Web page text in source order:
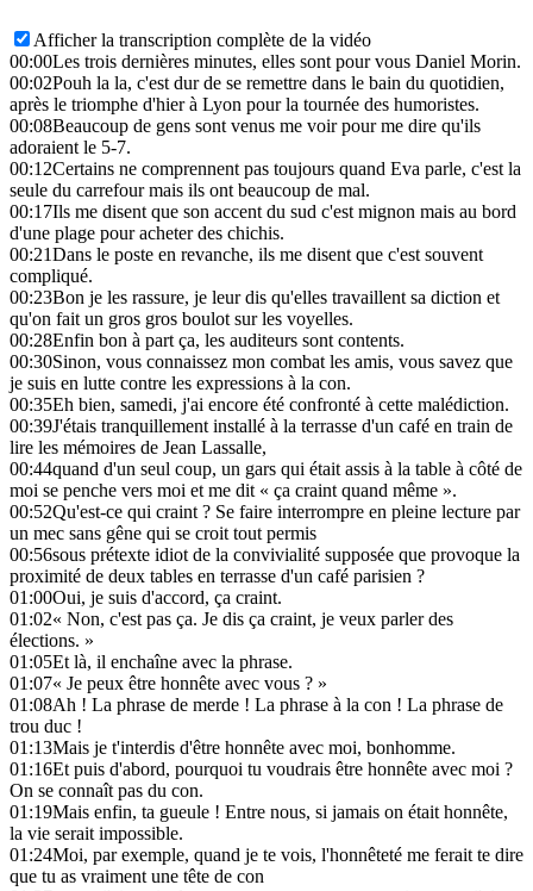
Afficher la transcription complète de la vidéo
00:00Les trois dernières minutes, elles sont pour vous Daniel Morin.
00:02Pouh la la, c'est dur de se remettre dans le bain du quotidien,
après le triomphe d'hier à Lyon pour la tournée des humoristes.
00:08Beaucoup de gens sont venus me voir pour me dire qu'ils
adoraient le 5-7.
00:12Certains ne comprennent pas toujours quand Eva parle, c'est la
seule du carrefour mais ils ont beaucoup de mal.
00:17Ils me disent que son accent du sud c'est mignon mais au bord
d'une plage pour acheter des chichis.
00:21Dans le poste en revanche, ils me disent que c'est souvent
compliqué.
00:23Bon je les rassure, je leur dis qu'elles travaillent sa diction et
qu'on fait un gros gros boulot sur les voyelles.
00:28Enfin bon à part ça, les auditeurs sont contents.
00:30Sinon, vous connaissez mon combat les amis, vous savez que
je suis en lutte contre les expressions à la con.
00:35Eh bien, samedi, j'ai encore été confronté à cette malédiction.
00:39J'étais tranquillement installé à la terrasse d'un café en train de
lire les mémoires de Jean Lassalle,
00:44quand d'un seul coup, un gars qui était assis à la table à côté de
moi se penche vers moi et me dit « ça craint quand même ».
00:52Qu'est-ce qui craint ? Se faire interrompre en pleine lecture par
un mec sans gêne qui se croit tout permis
00:56sous prétexte idiot de la convivialité supposée que provoque la
proximité de deux tables en terrasse d'un café parisien ?
01:00Oui, je suis d'accord, ça craint.
01:02« Non, c'est pas ça. Je dis ça craint, je veux parler des
élections. »
01:05Et là, il enchaîne avec la phrase.
01:07« Je peux être honnête avec vous ? »
01:08Ah ! La phrase de merde ! La phrase à la con ! La phrase de
trou duc !
01:13Mais je t'interdis d'être honnête avec moi, bonhomme.
01:16Et puis d'abord, pourquoi tu voudrais être honnête avec moi ?
On se connaît pas du con.
01:19Mais enfin, ta gueule ! Entre nous, si jamais on était honnête,
la vie serait impossible.
01:24Moi, par exemple, quand je te vois, l'honnêteté me ferait te dire
que tu as vraiment une tête de con